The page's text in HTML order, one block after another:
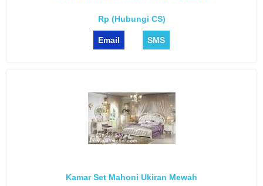
Rp (Hubungi CS)
Email SMS
Kamar Set Mahoni Ukiran Mewah